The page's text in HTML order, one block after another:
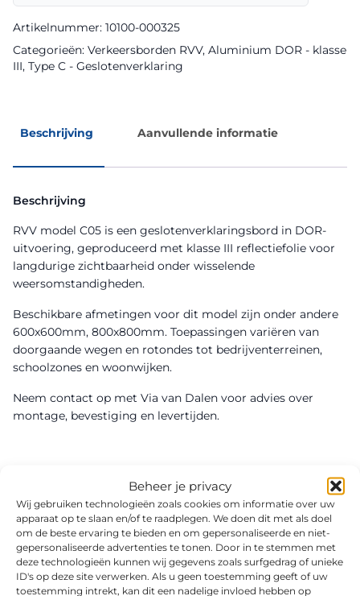
Beheer je privacy
Wij gebruiken technologieën zoals cookies om informatie over uw
apparaat op te slaan en/of te raadplegen. We doen dit met als doel
om de beste ervaring te bieden en om gepersonaliseerde en niet-
gepersonaliseerde advertenties te tonen. Door in te stemmen met
deze technologieën kunnen wij gegevens zoals surfgedrag of unieke
ID's op deze site verwerken. Als u geen toestemming geeft of uw
toestemming intrekt, kan dit een nadelige invloed hebben op
Artikelnummer: 10100-000325
Categorieën: Verkeersborden RVV, Aluminium DOR - klasse
III, Type C - Geslotenverklaring
Beschrijving Aanvullende informatie
Beschrijving
RVV model C05 is een geslotenverklaringsbord in DOR-
uitvoering, geproduceerd met klasse III reflectiefolie voor
langdurige zichtbaarheid onder wisselende
weersomstandigheden.
Beschikbare afmetingen voor dit model zijn onder andere
600x600mm, 800x800mm. Toepassingen variëren van
doorgaande wegen en rotondes tot bedrijventerreinen,
schoolzones en woonwijken.
Neem contact op met Via van Dalen voor advies over
montage, bevestiging en levertijden.